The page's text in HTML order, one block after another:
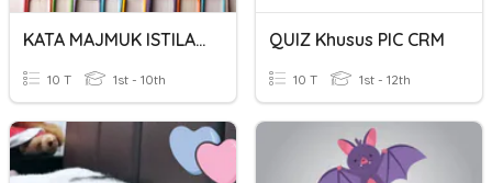
KATA MAJMUK ISTILAH KHUSUS
10 T 1st - 10th
QUIZ Khusus PIC CRM
10 T 1st - 12th